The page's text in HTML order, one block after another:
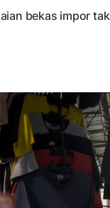
bekas impor